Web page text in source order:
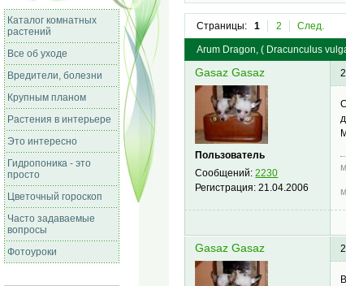
Каталог комнатных
растений
Все об уходе
Вредители, болезни
Крупным планом
Растения в интерьере
Это интересно
Гидропоника - это
просто
Цветочный гороскоп
Часто задаваемые
вопросы
Фотоуроки
Страницы: 1 2 След.
Arum Dragon, ( Dracunculus
Gasaz Gasaz
Пользователь
Сообщений:2230
Регистрация:21.04.2006
Gasaz Gasaz